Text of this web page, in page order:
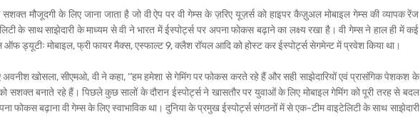
सशक्त मौजूदगी के लिए जाना जाता है जो वी ऐप पर वी गेम्स के ज़रिए यूज़र्स को हाइपर कैज़ुअल मोबाइल गेम्स की व्यापक रेंज
के साथ साझेदारी के माध्यम से वी ने भारत में ईस्पोर्ट्स पर अपना फोकस बढ़ाने का लक्ष्य रखा है। वी गेम्स ने हाल ही में कई
ऑफ ड्यूटीः मोबाइल, फ्री फायर मैक्स, एस्फाल्ट 9, क्लैश रॉयल आदि को होस्ट कर ईस्पोर्ट्स सेगमेन्ट में प्रवेश किया था।
अवनीश खोसला, सीएमओ, वी ने कहा, ‘‘हम हमेशा से गेमिंग पर फोकस करते रहे हैं और सही साझेदारियों एवं प्रासंगिक पेशकश के
को सशक्त बनाते रहे हैं। पिछले कुछ सालों के दौरान ईस्पोर्ट्स ने खासतौर पर युवाओं के लिए मोबाइल गेमिंग को पूरी तरह से बदल
फोकस बढ़ाना वी गेम्स के लिए स्वाभाविक था। दुनिया के प्रमुख ईस्पोर्ट्स संगठनों में से एक-टीम वाइटेलिटी के साथ साझेदारी